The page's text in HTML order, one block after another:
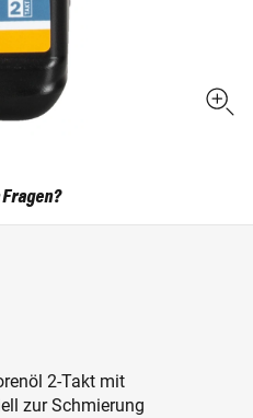
2-Takt mit
zur Schmierung